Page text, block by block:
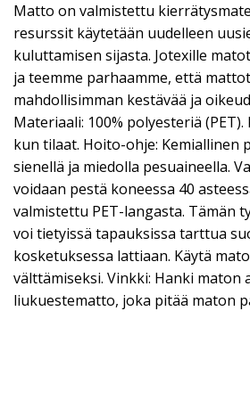
Matto on valmistettu
resurssit käytetään uudelleen
kuluttamisen sijasta. Jotexille
ja teemme parhaamme, että
mahdollisimman kestävää ja
Materiaali: 100% polyesteriä
kun tilaat. Hoito-ohje: Kemiallinen
sienellä ja miedolla pesuaineella.
voidaan pestä koneessa 40
valmistettu PET-langasta. Tämän
voi tietyissä tapauksissa tarttua
kosketuksessa lattiaan. Käytä
välttämiseksi. Vinkki: Hanki maton
liukuestematto, joka pitää maton